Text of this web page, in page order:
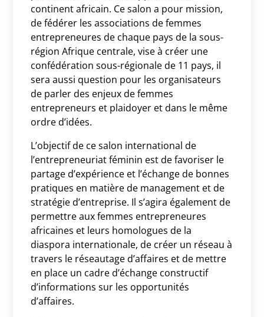
continent africain. Ce salon a pour mission,
de fédérer les associations de femmes
entrepreneures de chaque pays de la sous-
région Afrique centrale, vise à créer une
confédération sous-régionale de 11 pays, il
sera aussi question pour les organisateurs
de parler des enjeux de femmes
entrepreneurs et plaidoyer et dans le même
ordre d’idées.
L’objectif de ce salon international de
l’entrepreneuriat féminin est de favoriser le
partage d’expérience et l’échange de bonnes
pratiques en matière de management et de
stratégie d’entreprise. Il s’agira également de
permettre aux femmes entrepreneures
africaines et leurs homologues de la
diaspora internationale, de créer un réseau à
travers le réseautage d’affaires et de mettre
en place un cadre d’échange constructif
d’informations sur les opportunités
d’affaires.